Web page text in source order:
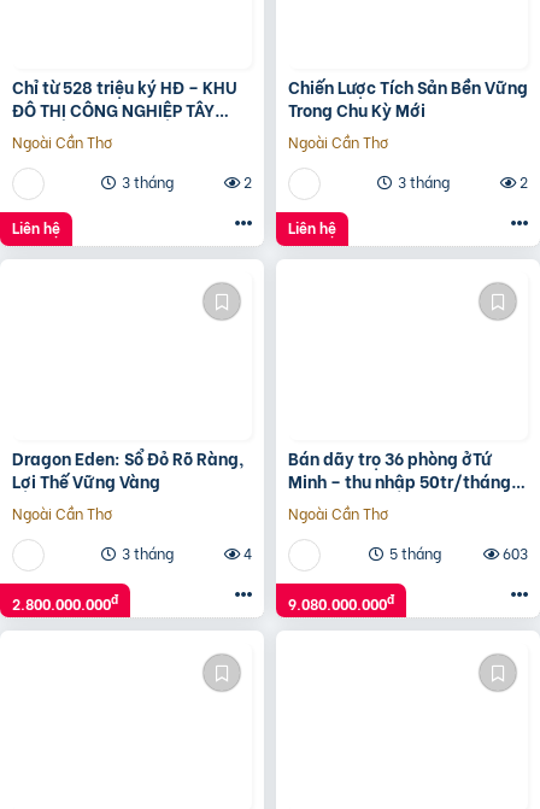
Chỉ từ 528 triệu ký HĐ – KHU
ĐÔ THỊ CÔNG NGHIỆP TÂY
NAM TP.HCM
Ngoài Cần Thơ
3 tháng
2
Liên hệ
Chiến Lược Tích Sản Bền Vững
Trong Chu Kỳ Mới
Ngoài Cần Thơ
3 tháng
2
Liên hệ
Dragon Eden: Sổ Đỏ Rõ Ràng,
Lợi Thế Vững Vàng
Ngoài Cần Thơ
3 tháng
4
2.800.000.000đ
Bán dãy trọ 36 phòng ởTứ
Minh – thu nhập 50tr/tháng –
gần KCN Đại An
Ngoài Cần Thơ
5 tháng
603
9.080.000.000đ